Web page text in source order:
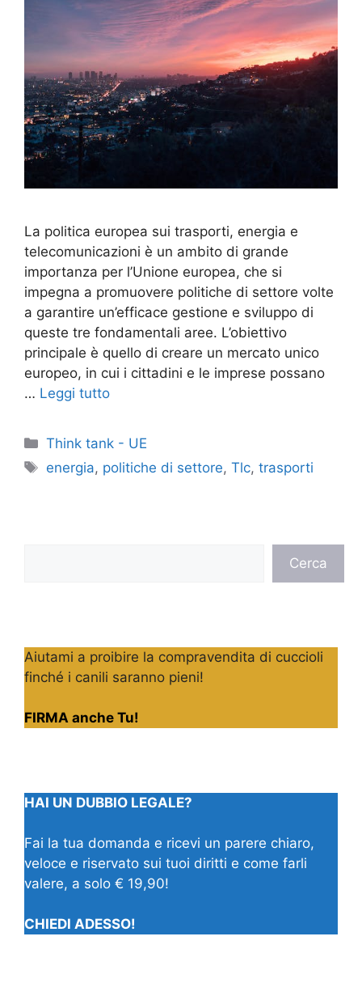
La politica europea sui trasporti, energia e
telecomunicazioni è un ambito di grande
importanza per l’Unione europea, che si
impegna a promuovere politiche di settore volte
a garantire un’efficace gestione e sviluppo di
queste tre fondamentali aree. L’obiettivo
principale è quello di creare un mercato unico
europeo, in cui i cittadini e le imprese possano
… Leggi tutto
Categorie
Think tank - UE
Tag
energia, politiche di settore,Tlc,trasporti
Cerca
Aiutami a proibire la compravendita di cuccioli
finché i canili saranno pieni!
FIRMA anche Tu!
HAI UN DUBBIO LEGALE?
Fai la tua domanda e ricevi un parere chiaro,
veloce e riservato sui tuoi diritti e come farli
valere, a solo € 19,90!
CHIEDI ADESSO!